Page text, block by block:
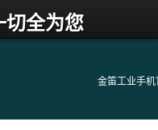
金笛工业手机
全为您